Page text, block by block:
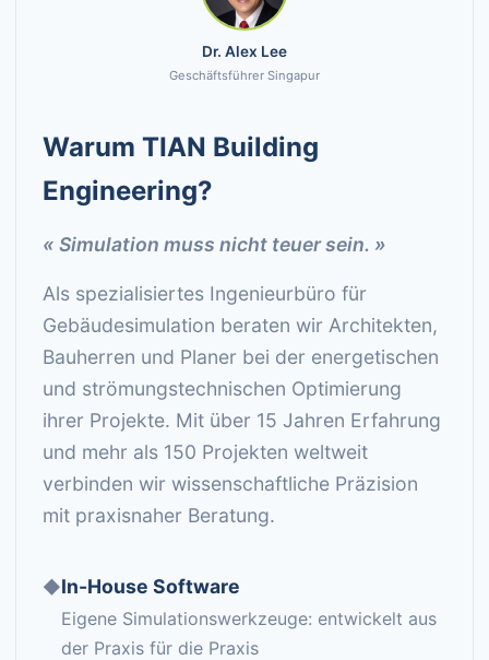
Dr. Alex Lee
Geschäftsführer Singapur
Warum TIAN Building
Engineering?
« Simulation muss nicht teuer sein. »
Als spezialisiertes Ingenieurbüro für
Gebäudesimulation beraten wir Architekten,
Bauherren und Planer bei der energetischen
und strömungstechnischen Optimierung
ihrer Projekte. Mit über 15 Jahren Erfahrung
und mehr als 150 Projekten weltweit
verbinden wir wissenschaftliche Präzision
mit praxisnaher Beratung.
◆In-House Software
Eigene Simulationswerkzeuge: entwickelt aus
der Praxis für die Praxis